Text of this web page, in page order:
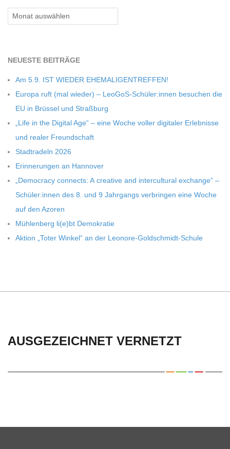
Archiv
NEU­ESTE BEITRÄGE
Am 5.9. IST WIEDER EHEMALIGENTREFFEN!
Europa ruft (mal wie­der) – LeoGoS-Schüler:innen besu­chen die
EU in Brüs­sel und Straßburg
„Life in the Digi­tal Age“ – eine Woche vol­ler digi­ta­ler Erleb­nisse
und rea­ler Freundschaft
Stadt­ra­deln 2026
Erin­ne­run­gen an Hannover
„Demo­cracy con­nects: A crea­tive and inter­cul­tu­ral exch­ange” –
Schüler:innen des 8. und 9 Jahr­gangs ver­brin­gen eine Woche
auf den Azoren
Müh­len­berg li(e)bt Demokratie
Aktion „Toter Win­kel“ an der Leonore-Goldschmidt-Schule
AUSGEZEICHNET VERNETZT